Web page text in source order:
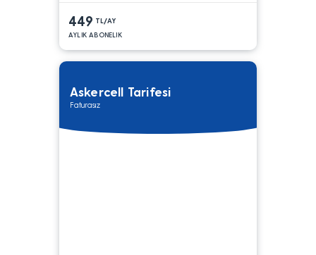
449 TL/AY
AYLIK ABONELIK
Askercell Tarifesi
Faturasız